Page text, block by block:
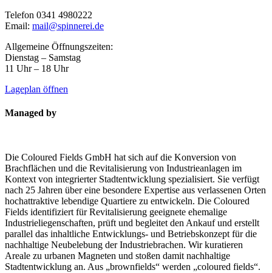
Telefon 0341 4980222
Email: mail@spinnerei.de
Allgemeine Öffnungszeiten:
Dienstag – Samstag
11 Uhr – 18 Uhr
Lageplan öffnen
Managed by
Die Coloured Fields GmbH hat sich auf die Konversion von
Brachflächen und die Revitalisierung von Industrieanlagen im
Kontext von integrierter Stadtentwicklung spezialisiert. Sie verfügt
nach 25 Jahren über eine besondere Expertise aus verlassenen Orten
hochattraktive lebendige Quartiere zu entwickeln. Die Coloured
Fields identifiziert für Revitalisierung geeignete ehemalige
Industrieliegenschaften, prüft und begleitet den Ankauf und erstellt
parallel das inhaltliche Entwicklungs- und Betriebskonzept für die
nachhaltige Neubelebung der Industriebrachen. Wir kuratieren
Areale zu urbanen Magneten und stoßen damit nachhaltige
Stadtentwicklung an. Aus „brownfields“ werden „coloured fields“.